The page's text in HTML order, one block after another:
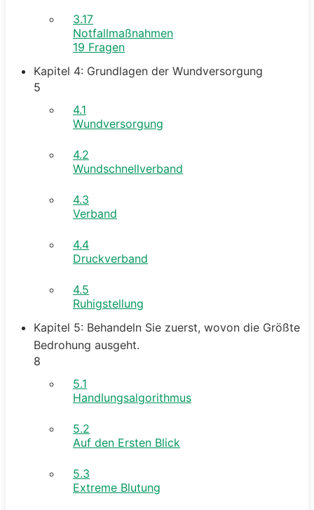
3.17
Notfallmaßnahmen
19 Fragen
Kapitel 4: Grundlagen der Wundversorgung
5
4.1
Wundversorgung
4.2
Wundschnellverband
4.3
Verband
4.4
Druckverband
4.5
Ruhigstellung
Kapitel 5: Behandeln Sie zuerst, wovon die Größte
Bedrohung ausgeht.
8
5.1
Handlungsalgorithmus
5.2
Auf den Ersten Blick
5.3
Extreme Blutung